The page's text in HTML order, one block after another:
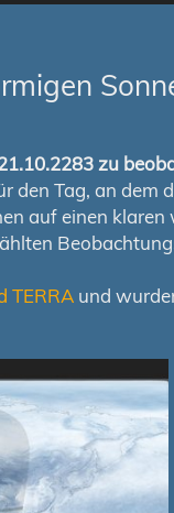
zu
Tag, an
auf einen
TERRA und